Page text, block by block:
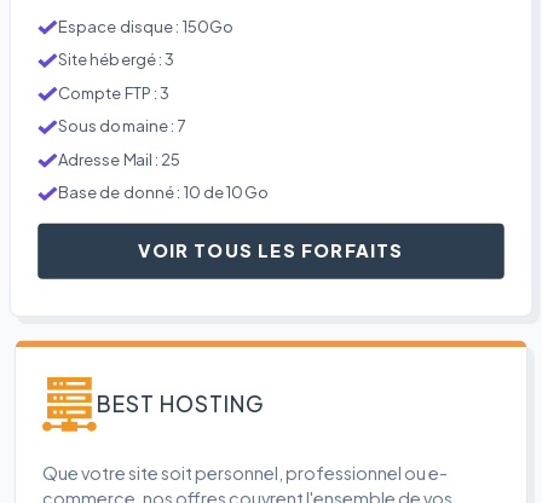
Espace disque : 150Go
Site hébergé : 3
Compte FTP : 3
Sous domaine : 7
Adresse Mail : 25
Base de donné : 10 de 10Go
VOIR TOUS LES FORFAITS
BEST HOSTING
Que votre site soit personnel, professionnel ou e-
commerce, nos offres couvrent l'ensemble de vos